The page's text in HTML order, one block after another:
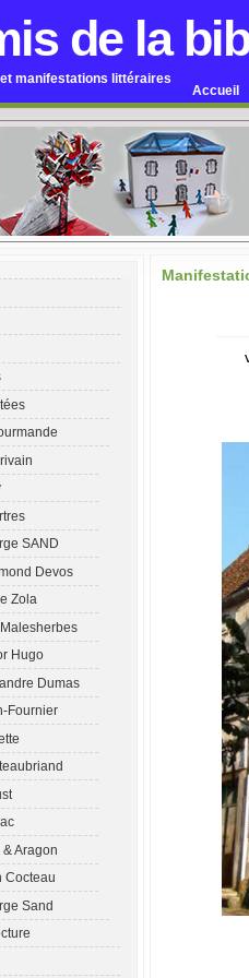
de la
manifestations littéraires
Accueil
SAND
Devos
Zola
Hugo
Dumas
Fournier
Aragon
Cocteau
Sand